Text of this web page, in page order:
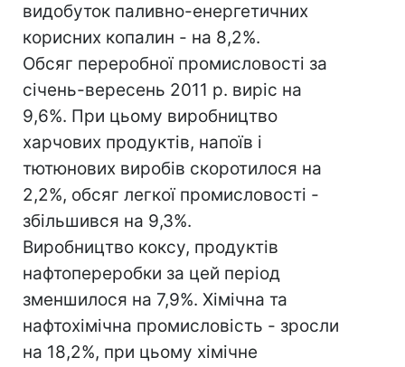
видобуток паливно-енергетичних
корисних копалин - на 8,2%.
Обсяг переробної промисловості за
січень-вересень 2011 р. виріс на
9,6%. При цьому виробництво
харчових продуктів, напоїв і
тютюнових виробів скоротилося на
2,2%, обсяг легкої промисловості -
збільшився на 9,3%.
Виробництво коксу, продуктів
нафтопереробки за цей період
зменшилося на 7,9%. Хімічна та
нафтохімічна промисловість - зросли
на 18,2%, при цьому хімічне